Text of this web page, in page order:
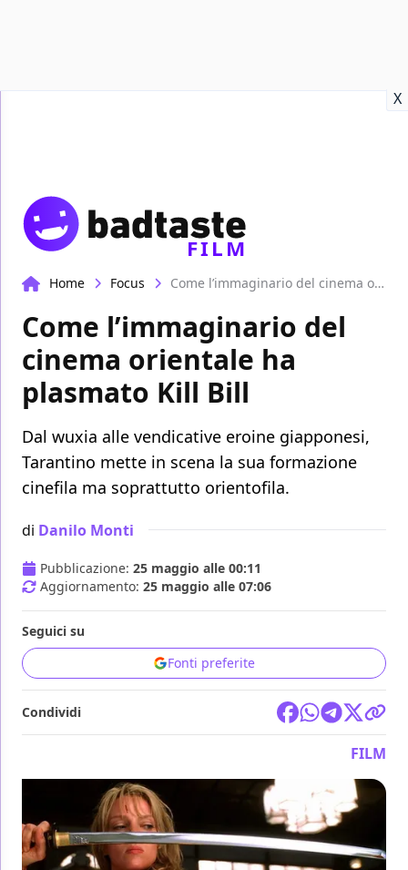
X
FILM
Home Focus Come l’immaginario del cinema orientale ha plasmato Kill Bill
Come l’immaginario del
cinema orientale ha
plasmato Kill Bill
Dal wuxia alle vendicative eroine giapponesi,
Tarantino mette in scena la sua formazione
cinefila ma soprattutto orientofila.
di Danilo Monti
Pubblicazione: 25 maggio alle 00:11
Aggiornamento: 25 maggio alle 07:06
Seguici su
Fonti preferite
Condividi
FILM